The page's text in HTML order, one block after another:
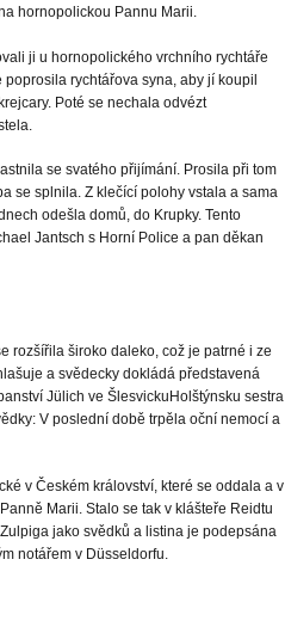
hornopolickou Pannu Marii.
ji u hornopolického vrchního rychtáře
rychtářova syna, aby jí koupil
Poté se nechala odvézt
se svatého přijímání. Prosila při tom
se splnila. Z klečící polohy vstala a sama
odešla domů, do Krupky. Tento
Jantsch s Horní Police a pan děkan
rozšířila široko daleko, což je patrné i ze
a svědecky dokládá představená
Jülich ve ŠlesvickuHolštýnsku sestra
V poslední době trpěla oční nemocí a
v Českém království, které se oddala a v
Marii. Stalo se tak v klášteře Reidtu
jako svědků a listina je podepsána
notářem v Düsseldorfu.